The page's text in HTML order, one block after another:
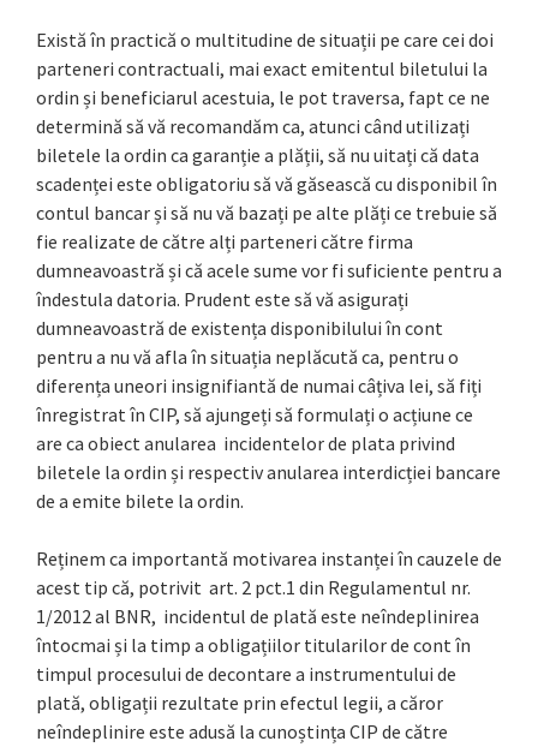
Există în practică o multitudine de situații pe care cei doi
parteneri contractuali, mai exact emitentul biletului la
ordin și beneficiarul acestuia, le pot traversa, fapt ce ne
determină să vă recomandăm ca, atunci când utilizați
biletele la ordin ca garanție a plății, să nu uitați că data
scadenței este obligatoriu să vă găsească cu disponibil în
contul bancar și să nu vă bazați pe alte plăți ce trebuie să
fie realizate de către alți parteneri către firma
dumneavoastră și că acele sume vor fi suficiente pentru a
îndestula datoria. Prudent este să vă asigurați
dumneavoastră de existența disponibilului în cont
pentru a nu vă afla în situația neplăcută ca, pentru o
diferența uneori insignifiantă de numai câțiva lei, să fiți
înregistrat în CIP, să ajungeți să formulați o acțiune ce
are ca obiect anularea incidentelor de plata privind
biletele la ordin și respectiv anularea interdicției bancare
de a emite bilete la ordin.
Reținem ca importantă motivarea instanței în cauzele de
acest tip că, potrivit art. 2 pct.1 din Regulamentul nr.
1/2012 al BNR, incidentul de plată este neîndeplinirea
întocmai și la timp a obligațiilor titularilor de cont în
timpul procesului de decontare a instrumentului de
plată, obligații rezultate prin efectul legii, a căror
neîndeplinire este adusă la cunoștința CIP de către